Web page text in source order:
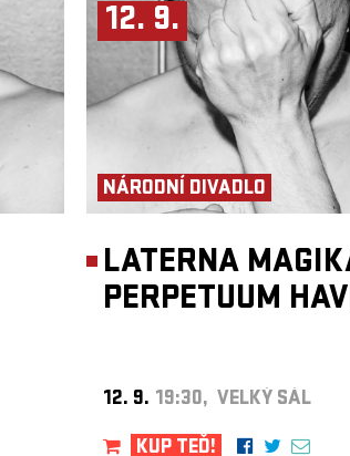
12. 9.
NÁRODNÍ DIVADLO
LATERNA
PERPETUUM
12. 9. 19:30, VELKÝ SÁL
KUP TEĎ!